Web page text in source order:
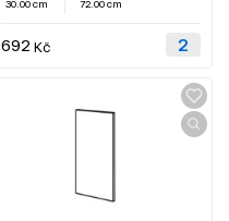
30.00 cm 72.00 cm
692 Kč